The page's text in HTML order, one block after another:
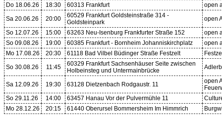
Do 18.06.26
18:30 60313 Frankfurt
open
Sa 20.06.26
20:00
60529 Frankfurt Goldsteinstraße 314 -
Goldsteinpark
open
So 12.07.26
15:00 63263 Neu-Isenburg Frankfurter Straße 152
open
So 09.08.26
19:00 60385 Frankfurt - Bornheim Johanniskirchplatz
open
Mo 17.08.26
20:30 61118 Bad Vilbel Büdinger Straße Festzelt
So 30.08.26
11:45
60329 Frankfurt Sachsenhäuser Seite zwischen
Holbeinsteg und Untermainbrücke
Sa 12.09.26 19:30 63128 Dietzenbach Rodgaustr. 11
open
So 29.11.26
14:00 63457 Hanau Vor der Pulvermühle 11
Mo 28.12.26
20:15 61440 Oberursel Bommersheim Im Himmrich